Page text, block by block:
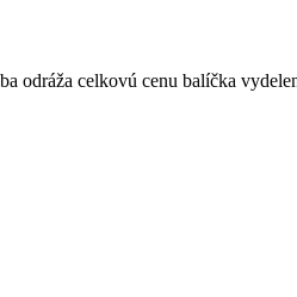
odráža celkovú cenu balíčka